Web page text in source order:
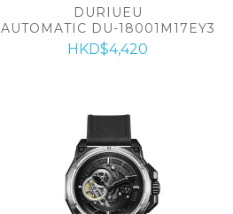
DURIUEU
AUTOMATIC DU-18001M17EY3
HKD$4,420